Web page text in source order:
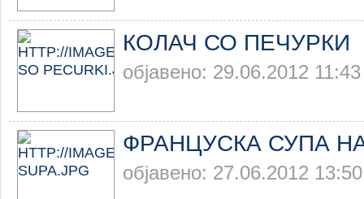
КОЛАЧ СО ПЕЧУРКИ
објавено: 29.06.2012 11:43
ФРАНЦУСКА СУПА
објавено: 27.06.2012 13:50